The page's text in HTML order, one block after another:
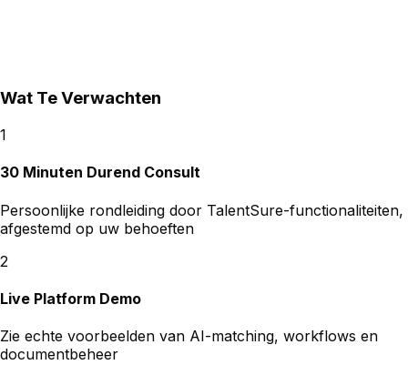
Wat Te Verwachten
1
30 Minuten Durend Consult
Persoonlijke rondleiding door TalentSure-functionaliteiten,
afgestemd op uw behoeften
2
Live Platform Demo
Zie echte voorbeelden van AI-matching, workflows en
documentbeheer